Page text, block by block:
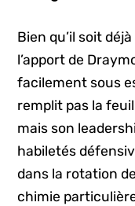
Bien qu’il soit
l’apport de
facilement sous
remplit pas la
mais son
habiletés
dans la rotation
chimie